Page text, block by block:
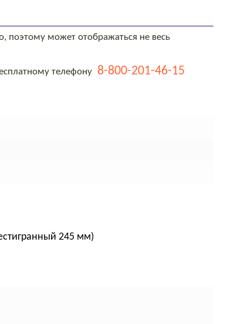
может отображаться не весь
телефону 8-800-201-46-15
245 мм)